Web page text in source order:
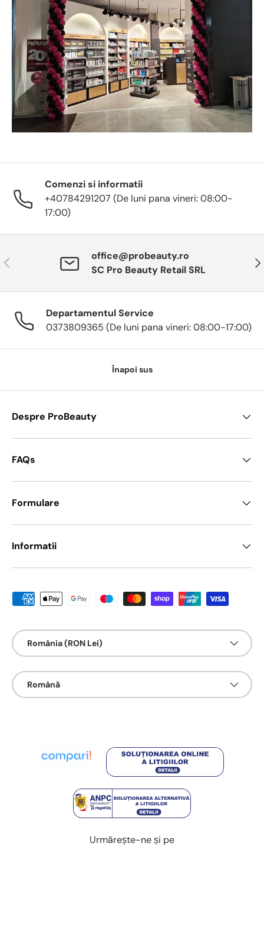
Comenzi si informatii
+40784291207 (De luni pana vineri: 08:00-
17:00)
Anterior
office@probeauty.ro
SC Pro Beauty Retail SRL
Departamentul Service
0373809365 (De luni pana vineri: 08:00-17:00)
Înapoi sus
Despre ProBeauty
FAQs
Formulare
Informatii
Metode de platā acceptate
Țarǎ/Regiune
România (RON Lei)
Limbā
Română
Urmărește-ne și pe